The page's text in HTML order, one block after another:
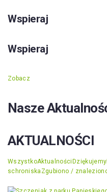
Wspieraj
Wspieraj
Zobacz
Nasze
AKTUALNOŚCI
WszystkoAktualności Dziękujemy
schroniska Zgubiono /